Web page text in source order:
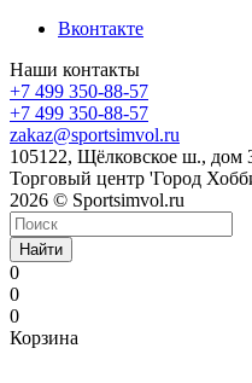
Вконтакте
Наши контакты
+7 499 350-88-57
+7 499 350-88-57
zakaz@sportsimvol.ru
105122, Щёлковское ш., дом
Торговый центр 'Город
2026 © Sportsimvol.ru
Найти
0
0
0
Корзина